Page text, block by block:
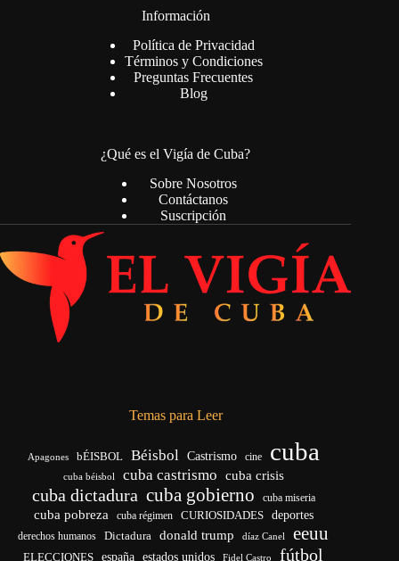
Información
Política de Privacidad
Términos y Condiciones
Preguntas Frecuentes
Blog
¿Qué es el Vigía de Cuba?
Sobre Nosotros
Contáctanos
Suscripción
Temas para Leer
Apagones bÉISBOL Béisbol Castrismo cine cuba
cuba béisbol cuba castrismo cuba crisis
cuba dictadura cuba gobierno cuba miseria
cuba pobreza cuba régimen CURIOSIDADES deportes
derechos humanos Dictadura donald trump díaz Canel eeuu
ELECCIONES españa estados unidos Fidel Castro fútbol